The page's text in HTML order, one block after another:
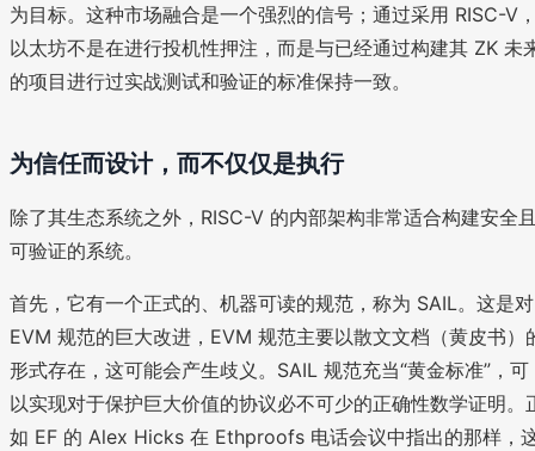
为目标。这种市场融合是一个强烈的信号；通过采用 RISC-V
以太坊不是在进行投机性押注，而是与已经通过构建其 ZK 未
的项目进行过实战测试和验证的标准保持一致。
为信任而设计，而不仅仅是执行
除了其生态系统之外，RISC-V 的内部架构非常适合构建安全
可验证的系统。
首先，它有一个正式的、机器可读的规范，称为 SAIL。这是对
EVM 规范的巨大改进，EVM 规范主要以散文文档（黄皮书）
形式存在，这可能会产生歧义。SAIL 规范充当“黄金标准”，可
以实现对于保护巨大价值的协议必不可少的正确性数学证明。
如 EF 的 Alex Hicks 在 Ethproofs 电话会议中指出的那样，